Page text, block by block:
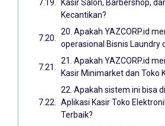
Kasir Salon, Barbershop,
Kecantikan?
20. Apakah YAZCORP.id
operasional Bisnis Laundry
21. Apakah YAZCORP.id
Kasir Minimarket dan Toko
22. Apakah sistem ini bisa
Aplikasi Kasir Toko
Terbaik?